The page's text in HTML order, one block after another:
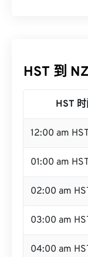
HST 到
HST
12:00 am
01:00 am
02:00 am
03:00 am
04:00 am